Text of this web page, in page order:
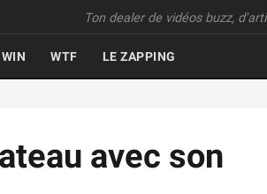
Ton dealer de vidéos buzz,
WIN WTF LE ZAPPING
avec son